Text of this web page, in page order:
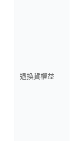
退換貨權益